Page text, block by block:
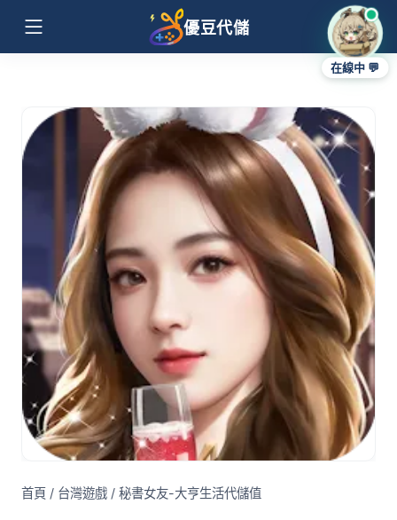
優豆代儲
首頁 / 台灣遊戲 / 秘書女友-大亨生活代儲值
在線中 💬